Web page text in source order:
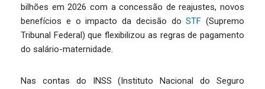
bilhões em 2026 com a concessão de reajustes, novos
benefícios e o impacto da decisão doSTF (Supremo
Tribunal Federal) que flexibilizou as regras de pagamento
do salário-maternidade.
Nas contas do INSS (Instituto Nacional do Seguro